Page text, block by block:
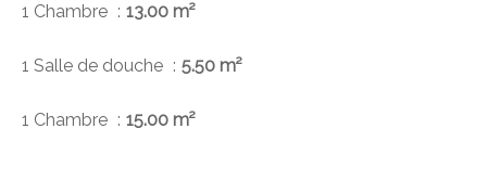
1 Chambre 13.00 m²
1 Salle de douche 5.50 m²
1 Chambre 15.00 m²